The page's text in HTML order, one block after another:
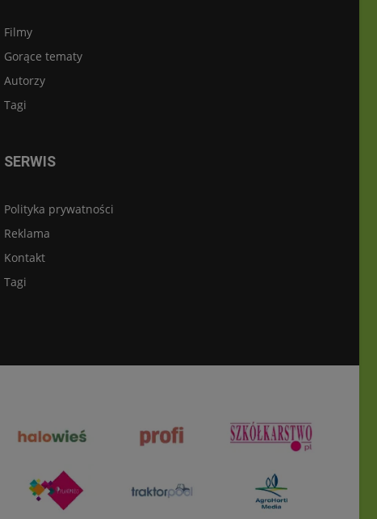
Filmy
Gorące tematy
Autorzy
Tagi
SERWIS
Polityka prywatności
Reklama
Kontakt
Tagi